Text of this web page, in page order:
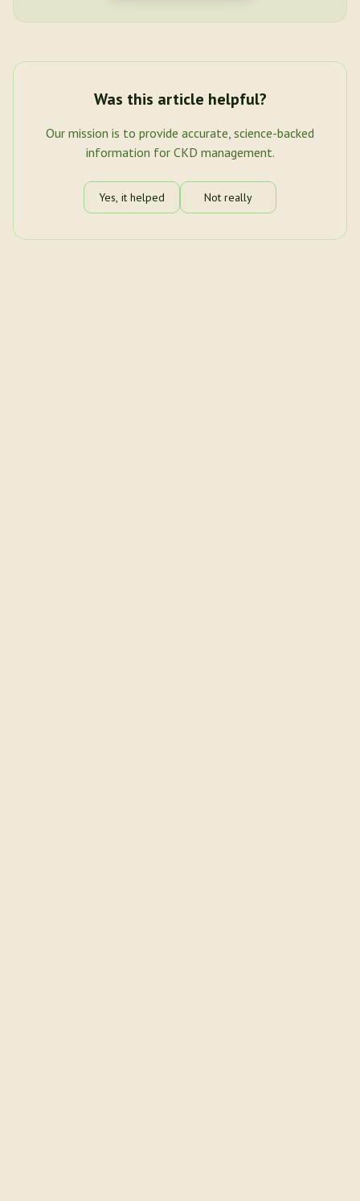
Was this article helpful?
Our mission is to provide accurate, science-backed
information for CKD management.
Yes, it helped Not really